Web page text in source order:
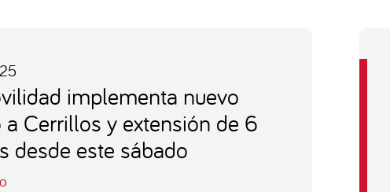
implementa nuevo
a Cerrillos y extensión de 6
desde este sábado